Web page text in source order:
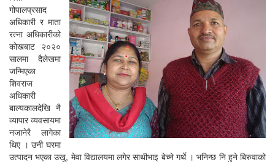
गोपालप्रसाद
अधिकारी र माता
रत्ना अधिकारीको
कोखबाट २०२०
सालमा दैलेखमा
जन्मिएका
शिवराज
अधिकारी
बाल्यकालदेखि नै
व्यापार व्यवसायमा
नजानेरै लागेका
थिए । उनी घरमा
उत्पादन भएका उखु, मेवा विद्यालयमा लगेर साथीभाइ बेच्ने गर्थे । भनिन्छ नि हुने बिरुवाको